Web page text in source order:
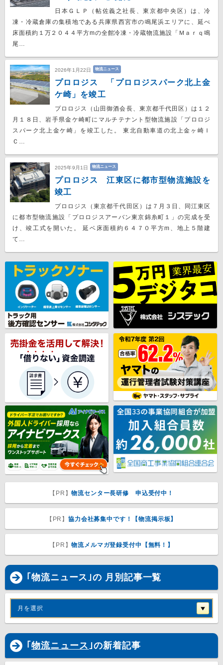
日本ＧＬＰ（帖佐義之社長、東京都中央区）は、冷
凍・冷蔵倉庫の集積地である兵庫県西宮市の鳴尾浜エリアに、延べ
床面積約１万２０４４平方mの全館冷凍・冷蔵物流施設「Ｍａｒｑ鳴
尾…
2026年1月22日 物流ニュース
プロロジス 「プロロジスパーク北上金
ケ崎」を竣工
プロロジス（山田御酒会長、東京都千代田区）は１２
月１８日、岩手県金ケ崎町にマルチテナント型物流施設「プロロジ
スパーク北上金ケ崎」を竣工した。 東北自動車道の北上金ヶ崎Ｉ
Ｃ…
2025年9月1日 物流ニュース
プロロジス 江東区に都市型物流施設を
竣工
プロロジス（東京都千代田区）は７月３日、同江東区
に都市型物流施設「プロロジスアーバン東京錦糸町１」の完成を受
け、竣工式を開いた。 延ベ床面積約６４７０平方m、地上５階建
て…
【PR】物流センター長研修 申込受付中！
【PR】協力会社募集中です！【物流掲示板】
【PR】物流メルマガ登録受付中【無料！】
｢物流ニュース｣の 月別記事一覧
月を選択
｢ 物流ニュース｣の新着記事